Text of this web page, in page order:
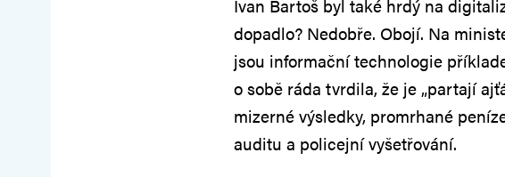
Ivan Bartoš byl také hrdý na
dopadlo? Nedobře. Obojí. Na
jsou informační technologie
o sobě ráda tvrdila, že je „partají
mizerné výsledky, promrhané
auditu a policejní vyšetřování.